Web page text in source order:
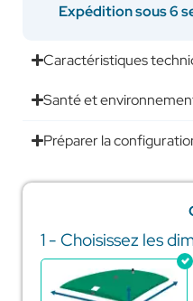
Expédition sous 6
Caractéristiques
Santé et
Préparer la
1 - Choisissez les
quantité
de
Citerne
souple